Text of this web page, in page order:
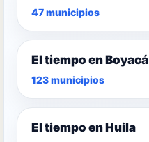
47 municipios
El tiempo en Boyacá
123 municipios
El tiempo en Huila